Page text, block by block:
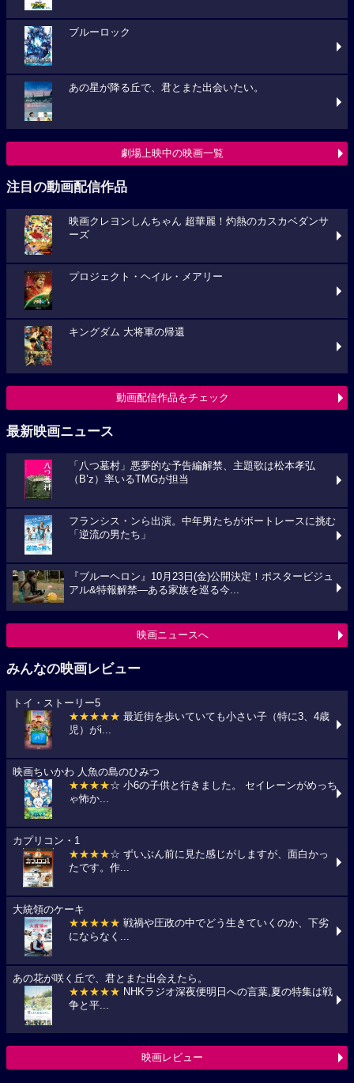
ブルーロック
あの星が降る丘で、君とまた出会いたい。
劇場上映中の映画一覧
注目の動画配信作品
映画クレヨンしんちゃん 超華麗！灼熱のカスカベダンサ
ーズ
プロジェクト・ヘイル・メアリー
キングダム 大将軍の帰還
動画配信作品をチェック
最新映画ニュース
「八つ墓村」悪夢的な予告編解禁、主題歌は松本孝弘
（B’z）率いるTMGが担当
フランシス・ンら出演。中年男たちがボートレースに挑む
「逆流の男たち」
『ブルーヘロン』10月23日(金)公開決定！ポスタービジュ
アル&特報解禁―ある家族を巡る今...
映画ニュースへ
みんなの映画レビュー
トイ・ストーリー5
★★★★★ 最近街を歩いていても小さい子（特に3、4歳
児）がi...
映画ちいかわ 人魚の島のひみつ
★★★★☆ 小6の子供と行きました。 セイレーンがめっち
ゃ怖か...
カプリコン・1
★★★★☆ ずいぶん前に見た感じがしますが、面白かっ
たです。作...
大統領のケーキ
★★★★★ 戦禍や圧政の中でどう生きていくのか、下劣
にならなく...
あの花が咲く丘で、君とまた出会えたら。
★★★★★ NHKラジオ深夜便明日への言葉,夏の特集は戦
争と平...
映画レビュー